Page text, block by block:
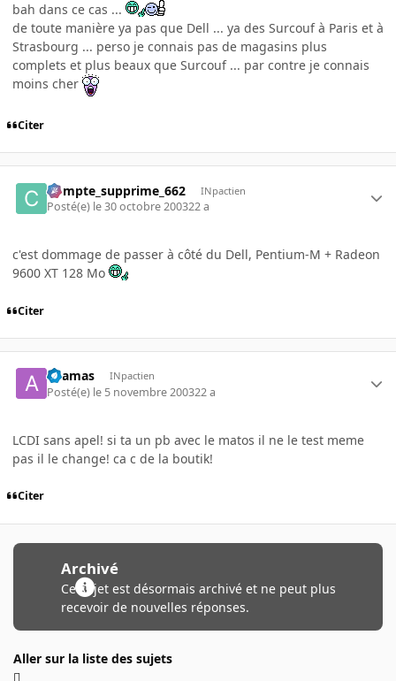
bah dans ce cas ...
de toute manière ya pas que Dell ... ya des Surcouf à Paris et à
Strasbourg ... perso je connais pas de magasins plus
complets et plus beaux que Surcouf ... par contre je connais
moins cher
Citer
Compte_supprime_662 INpactien
Posté(e) le 30 octobre 200322 a
c'est dommage de passer à côté du Dell, Pentium-M + Radeon
9600 XT 128 Mo
Citer
adamas INpactien
Posté(e) le 5 novembre 200322 a
LCDI sans apel! si ta un pb avec le matos il ne le test meme
pas il le change! ca c de la boutik!
Citer
Archivé
Ce sujet est désormais archivé et ne peut plus
recevoir de nouvelles réponses.
Aller sur la liste des sujets